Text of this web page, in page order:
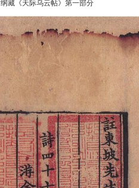
藏《天际乌云帖》第一部分